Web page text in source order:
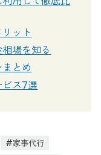
ット
場を知る
とめ
ス7選
家事代行